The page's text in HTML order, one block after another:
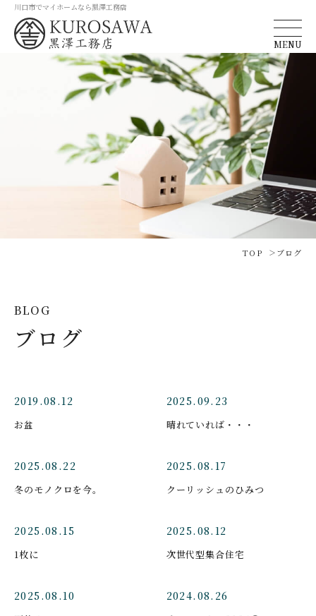
川口市でマイホームなら黒澤工務店
MENU
TOP ブログ
BLOG
ブログ
2019.08.12
お盆
2025.09.23
晴れていれば・・・
2025.08.22
冬のモノクロを今。
2025.08.17
クーリッシュのひみつ
2025.08.15
1枚に
2025.08.12
次世代型集合住宅
2025.08.10 2024.08.26